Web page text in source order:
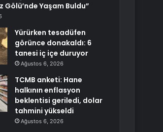
Gölü’nde Yaşam Buldu”
Yürürken tesadüfen
görünce donakaldı: 6
tanesi iç içe duruyor
Ağustos 6, 2026
TCMB anketi: Hane
halkının enflasyon
beklentisi geriledi, dolar
tahmini yükseldi
Ağustos 6, 2026